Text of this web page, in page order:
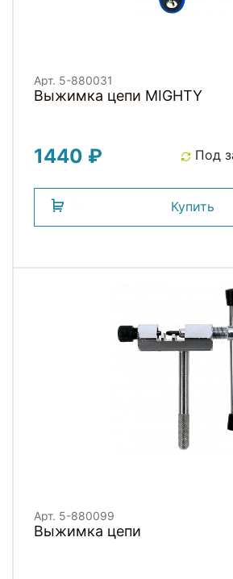
Арт. 5-880031
Выжимка цепи MIGHTY
1440 ₽ Под
Купить
Арт. 5-880099
Выжимка цепи